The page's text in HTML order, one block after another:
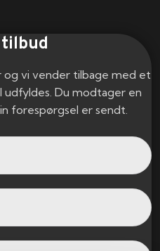
tilbud
vi vender tilbage med et
Du modtager en
forespørgsel er sendt.